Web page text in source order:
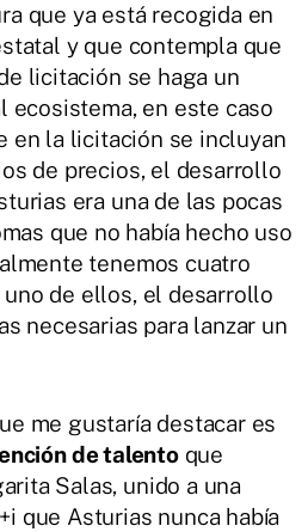
que ya está recogida en
y que contempla que
licitación se haga un
ecosistema, en este caso
en la licitación se incluyan
de precios, el desarrollo
era una de las pocas
que no había hecho uso
tenemos cuatro
uno de ellos, el desarrollo
necesarias para lanzar un
me gustaría destacar es
de talentoque
Salas, unido a una
que Asturias nunca había